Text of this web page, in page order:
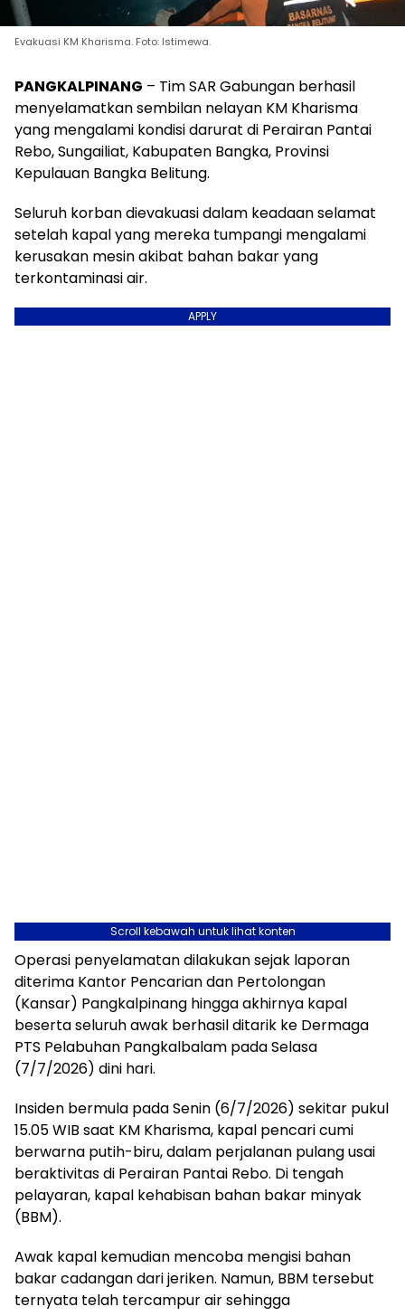
Evakuasi KM Kharisma. Foto: Istimewa.
PANGKALPINANG – Tim SAR Gabungan berhasil
menyelamatkan sembilan nelayan KM Kharisma
yang mengalami kondisi darurat di Perairan Pantai
Rebo, Sungailiat, Kabupaten Bangka, Provinsi
Kepulauan Bangka Belitung.
Seluruh korban dievakuasi dalam keadaan selamat
setelah kapal yang mereka tumpangi mengalami
kerusakan mesin akibat bahan bakar yang
terkontaminasi air.
APPLY
Scroll kebawah untuk lihat konten
Operasi penyelamatan dilakukan sejak laporan
diterima Kantor Pencarian dan Pertolongan
(Kansar) Pangkalpinang hingga akhirnya kapal
beserta seluruh awak berhasil ditarik ke Dermaga
PTS Pelabuhan Pangkalbalam pada Selasa
(7/7/2026) dini hari.
Insiden bermula pada Senin (6/7/2026) sekitar pukul
15.05 WIB saat KM Kharisma, kapal pencari cumi
berwarna putih-biru, dalam perjalanan pulang usai
beraktivitas di Perairan Pantai Rebo. Di tengah
pelayaran, kapal kehabisan bahan bakar minyak
(BBM).
Awak kapal kemudian mencoba mengisi bahan
bakar cadangan dari jeriken. Namun, BBM tersebut
ternyata telah tercampur air sehingga